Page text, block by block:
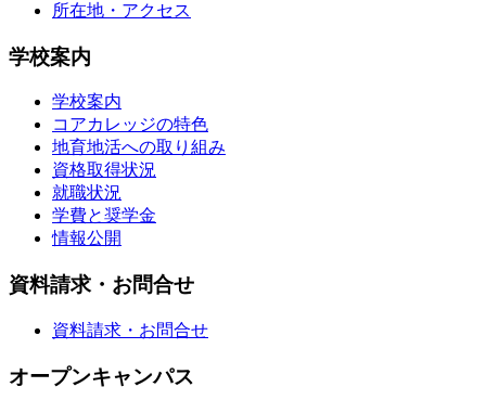
所在地・アクセス
学校案内
学校案内
コアカレッジの特色
地育地活への取り組み
資格取得状況
就職状況
学費と奨学金
情報公開
資料請求・お問合せ
資料請求・お問合せ
オープンキャンパス